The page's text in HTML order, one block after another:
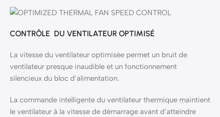
CONTRÔLE DU VENTILATEUR OPTIMISÉ
La vitesse du ventilateur optimisée permet un bruit de
ventilateur presque inaudible et un fonctionnement
silencieux du bloc d’alimentation.
La commande intelligente du ventilateur thermique maintient
le ventilateur à la vitesse de démarrage avant d’atteindre